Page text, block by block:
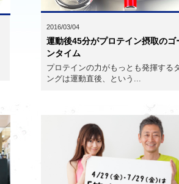
2016/03/04
運動後45分がプロテイン摂取のゴ
ンタイム
プロテインの力がもっとも発揮する
ングは運動直後、という...